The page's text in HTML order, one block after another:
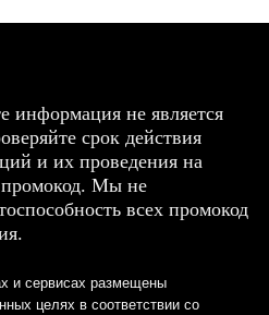
информация не является
срок действия
и их проведения на
промокод. Мы не
всех промокод
и сервисах размещены
целях в соответствии со